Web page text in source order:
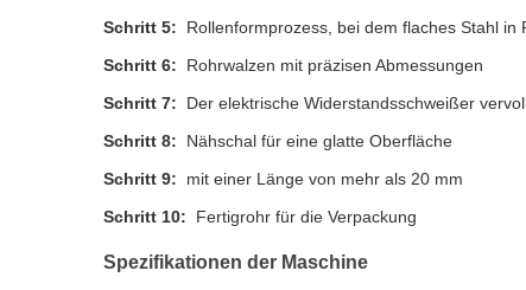
Schritt 5:
Rollenformprozess, bei dem flaches Stahl in
Schritt 6:
Rohrwalzen mit präzisen Abmessungen
Schritt 7:
Der elektrische Widerstandsschweißer
Schritt 8:
Nähschal für eine glatte Oberfläche
Schritt 9:
mit einer Länge von mehr als 20 mm
Schritt 10:
Fertigrohr für die Verpackung
Spezifikationen der Maschine